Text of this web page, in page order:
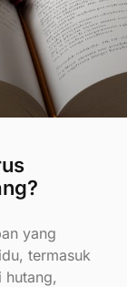
yang
termasuk
hutang,